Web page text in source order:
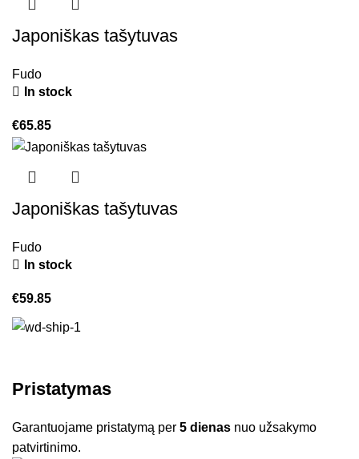
Japoniškas tašytuvas
Fudo
In stock
€65.85
Japoniškas tašytuvas
Fudo
In stock
€59.85
Pristatymas
Garantuojame pristatymą per5 dienas nuo užsakymo
patvirtinimo.